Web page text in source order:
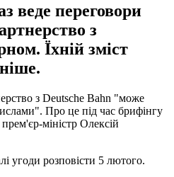
веде переговори
з
Їхній зміст
з Deutsche Bahn "може
Про це під час брифінгу
міністр Олексій
угоди розповісти 5 лютого.